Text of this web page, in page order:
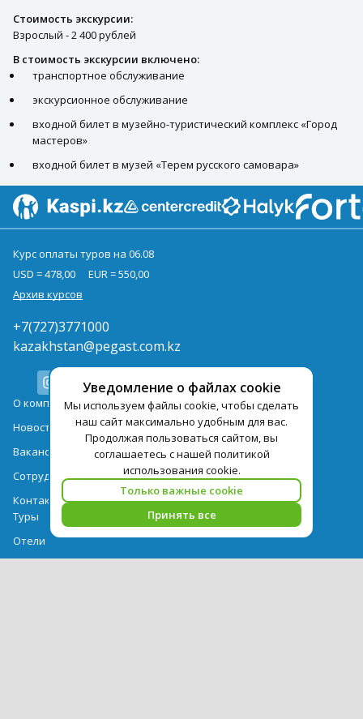
Стоимость экскурсии:
Взрослый - 2 400 рублей
В стоимость экскурсии включено:
транспортное обслуживание
экскурсионное обслуживание
входной билет в музейно-туристический комплекс «Город
мастеров»
входной билет в музей «Терем русского самовара»
Уведомление о файлах cookie
Мы используем файлы cookie, чтобы сделать
наш сайт максимально удобным для вас.
Продолжая пользоваться сайтом, вы
соглашаетесь с нашей политикой
использования cookie.
Только важные cookie
Принять все
Курс оплаты туров на 06.08
USD = 478,00
EUR = 550,00
Архив курсов
+7(727)3771000
kazakhstan@pegast.com.kz
О компании
Новости
Вакансии
Сотрудничество
Контактная информация
Туры
Отели